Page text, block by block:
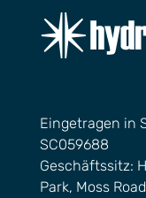
Eingetragen in
SC059688
Geschäftssitz:
Park, Moss